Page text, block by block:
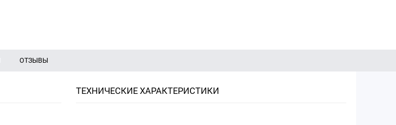
ОТЗЫВЫ
ТЕХНИЧЕСКИЕ ХАРАКТЕРИСТИКИ